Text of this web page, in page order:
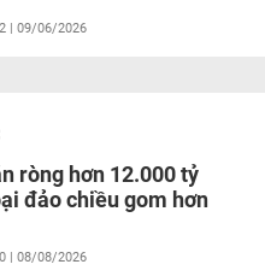
| 09/06/2026
ròng hơn 12.000 tỷ
đảo chiều gom hơn
| 08/08/2026